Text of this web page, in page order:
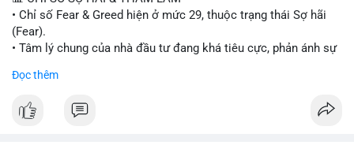
#vlikevn
• Chỉ số Fear & Greed hiện ở mức 29, thuộc trạng thái Sợ hãi
(Fear).
• Tâm lý chung của nhà đầu tư đang khá tiêu cực, phản ánh sự
• CoinGecko Trending: Plume (PLUME), Cash Cat (CASHCAT),
Đọc thêm